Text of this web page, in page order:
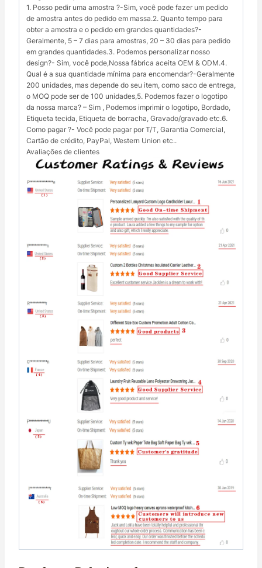
1. Posso pedir uma amostra ?-Sim, você pode fazer um pedido
de amostra antes do pedido em massa.2. Quanto tempo para
obter a amostra e o pedido em grandes quantidades?-
Geralmente, 5 – 7 dias para amostras, 20 – 30 dias para pedido
em grandes quantidades.3. Podemos personalizar nosso
design?- Sim, você pode,Nossa fábrica aceita OEM & ODM.4.
Qual é a sua quantidade mínima para encomendar?-Geralmente
200 unidades, mas depende do seu item, como saco de entrega,
o MOQ pode ser de 100 unidades,5. Podemos fazer o logotipo
da nossa marca? – Sim , Podemos imprimir o logotipo, Bordado,
Etiqueta tecida, Etiqueta de borracha, Gravado/gravado etc.6.
Como pagar ?- Você pode pagar por T/T, Garantia Comercial,
Cartão de crédito, PayPal, Western Union etc..
Avaliações de clientes